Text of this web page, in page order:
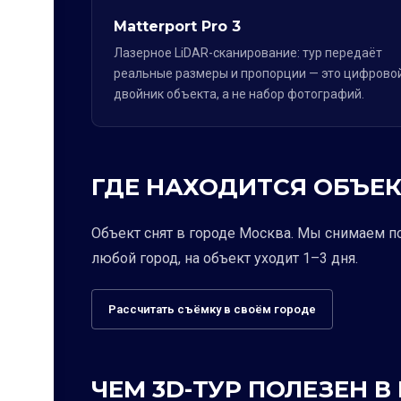
Matterport Pro 3
Лазерное LiDAR-сканирование: тур передаёт
реальные размеры и пропорции — это
двойник объекта, а не набор фотографий.
ГДЕ НАХОДИТСЯ
Объект снят в городе Москва. Мы снимаем
любой город, на объект уходит 1–3 дня.
Рассчитать съёмку в своём городе
ЧЕМ 3D-ТУР ПОЛЕЗЕН